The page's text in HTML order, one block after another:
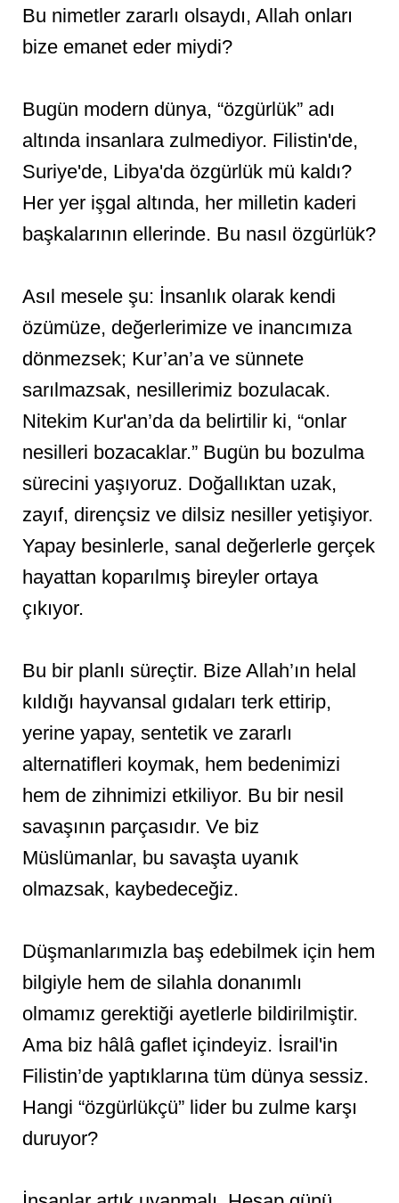
Bu nimetler zararlı olsaydı, Allah onları
bize emanet eder miydi?
Bugün modern dünya, “özgürlük” adı
altında insanlara zulmediyor. Filistin'de,
Suriye'de, Libya'da özgürlük mü kaldı?
Her yer işgal altında, her milletin kaderi
başkalarının ellerinde. Bu nasıl özgürlük?
Asıl mesele şu: İnsanlık olarak kendi
özümüze, değerlerimize ve inancımıza
dönmezsek; Kur’an’a ve sünnete
sarılmazsak, nesillerimiz bozulacak.
Nitekim Kur'an’da da belirtilir ki, “onlar
nesilleri bozacaklar.” Bugün bu bozulma
sürecini yaşıyoruz. Doğallıktan uzak,
zayıf, dirençsiz ve dilsiz nesiller yetişiyor.
Yapay besinlerle, sanal değerlerle gerçek
hayattan koparılmış bireyler ortaya
çıkıyor.
Bu bir planlı süreçtir. Bize Allah’ın helal
kıldığı hayvansal gıdaları terk ettirip,
yerine yapay, sentetik ve zararlı
alternatifleri koymak, hem bedenimizi
hem de zihnimizi etkiliyor. Bu bir nesil
savaşının parçasıdır. Ve biz
Müslümanlar, bu savaşta uyanık
olmazsak, kaybedeceğiz.
Düşmanlarımızla baş edebilmek için hem
bilgiyle hem de silahla donanımlı
olmamız gerektiği ayetlerle bildirilmiştir.
Ama biz hâlâ gaflet içindeyiz. İsrail'in
Filistin’de yaptıklarına tüm dünya sessiz.
Hangi “özgürlükçü” lider bu zulme karşı
duruyor?